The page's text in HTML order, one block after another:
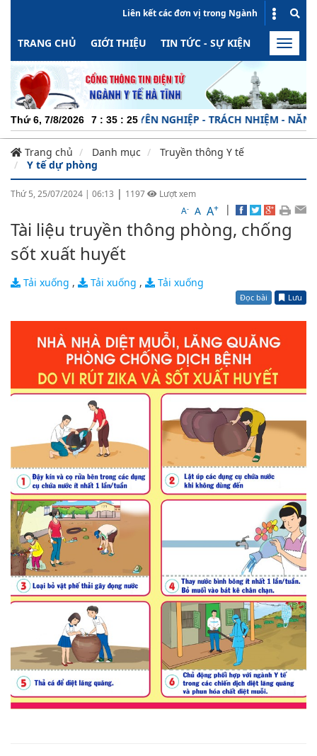
Liên kết các đơn vị trong Ngành
TRANG CHỦ GIỚI THIỆU TIN TỨC - SỰ KIỆN HOẠT
Toggle
Thứ 6, 7/8/2026 7 : 35 : 25
CHUYÊN NGHIỆP - TRÁCH NHIỆM - NĂNG
Trang chủ Danh mục
Truyền thông Y tế
Y tế dự phòng
Thứ 5, 25/07/2024 | 06:13 | 1197
Lượt xem
A- A A+ |
Tài liệu truyền thông phòng, chống
sốt xuất huyết
Tải xuống , Tải xuống , Tải xuống
Đọc bài Lưu